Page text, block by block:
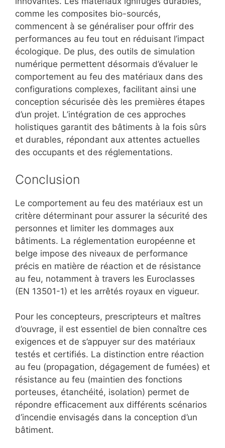
comme les composites bio-sourcés,
commencent à se généraliser pour offrir des
performances au feu tout en réduisant l’impact
écologique. De plus, des outils de simulation
numérique permettent désormais d’évaluer le
comportement au feu des matériaux dans des
configurations complexes, facilitant ainsi une
conception sécurisée dès les premières étapes
d’un projet. L’intégration de ces approches
holistiques garantit des bâtiments à la fois sûrs
et durables, répondant aux attentes actuelles
des occupants et des réglementations.
Conclusion
Le comportement au feu des matériaux est un
critère déterminant pour assurer la sécurité des
personnes et limiter les dommages aux
bâtiments. La réglementation européenne et
belge impose des niveaux de performance
précis en matière de réaction et de résistance
au feu, notamment à travers les Euroclasses
(EN 13501-1) et les arrêtés royaux en vigueur.
Pour les concepteurs, prescripteurs et maîtres
d’ouvrage, il est essentiel de bien connaître ces
exigences et de s’appuyer sur des matériaux
testés et certifiés. La distinction entre réaction
au feu (propagation, dégagement de fumées) et
résistance au feu (maintien des fonctions
porteuses, étanchéité, isolation) permet de
répondre efficacement aux différents scénarios
d’incendie envisagés dans la conception d’un
bâtiment.